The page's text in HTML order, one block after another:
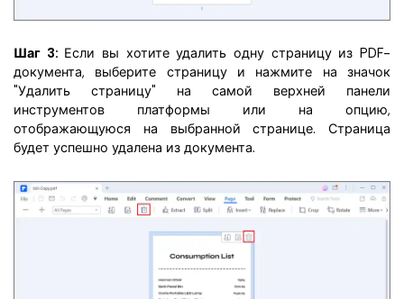
Шаг 3: Если вы хотите удалить одну страницу из PDF-
документа, выберите страницу и нажмите на значок
"Удалить страницу" на самой верхней панели
инструментов платформы или на опцию,
отображающуюся на выбранной странице. Страница
будет успешно удалена из документа.